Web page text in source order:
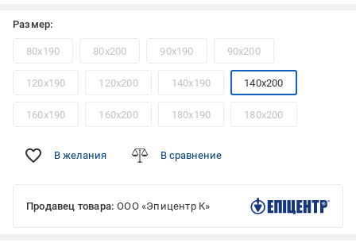
Размер:
80x190 80x200 90x190 90x200
120x190 120x200 140x190 140x200
160x190 160x200 180x190 180x200
В желания В сравнение
Продавец товара: ООО «Эпицентр К»